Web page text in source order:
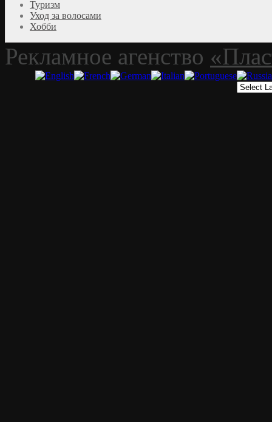
Туризм
Уход за волосами
Хобби
Рекламное агенство